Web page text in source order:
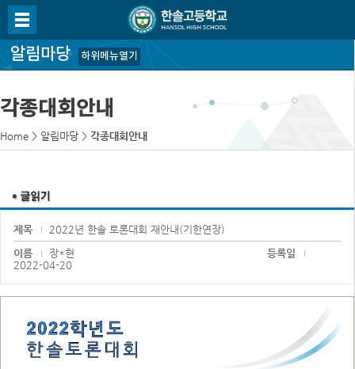
알림마당 하위메뉴열기
각종대회안내
Home > 알림마당 > 각종대회안내
제목
2022년 한솔 토론대회 재안내(기한연장)
이름
장*현
등록일
2022-04-20